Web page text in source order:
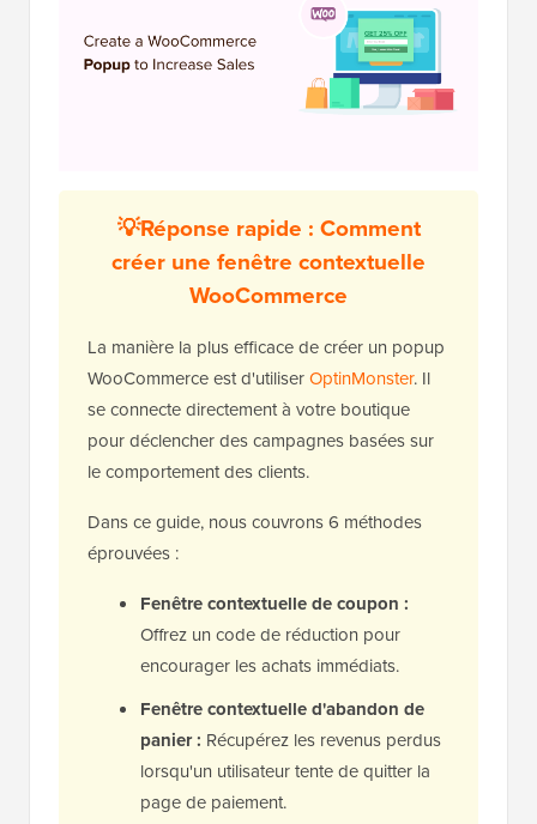
💡Réponse rapide : Comment
créer une fenêtre contextuelle
WooCommerce
La manière la plus efficace de créer un popup
WooCommerce est d'utiliserOptinMonster. Il
se connecte directement à votre boutique
pour déclencher des campagnes basées sur
le comportement des clients.
Dans ce guide, nous couvrons 6 méthodes
éprouvées :
Fenêtre contextuelle de coupon :
Offrez un code de réduction pour
encourager les achats immédiats.
Fenêtre contextuelle d'abandon de
panier : Récupérez les revenus perdus
lorsqu'un utilisateur tente de quitter la
page de paiement.